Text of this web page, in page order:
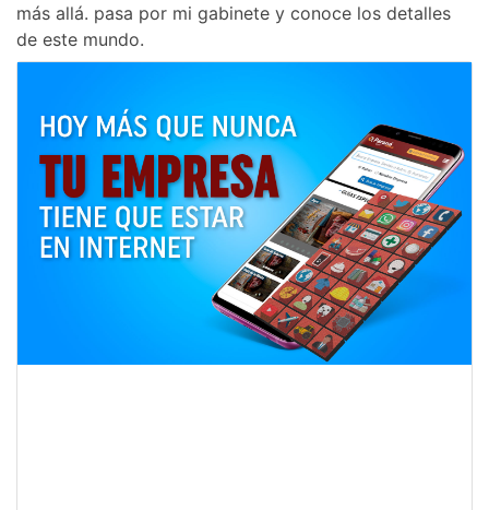
más allá. pasa por mi gabinete y conoce los detalles
de este mundo.